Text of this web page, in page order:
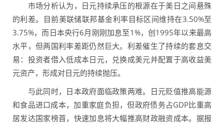
市场分析认为，日元持续承压的根源在于美日之间悬殊
的利差。目前美联储联邦基金利率目标区间维持在3.50%至
3.75%，而日本央行6月刚刚加息至1%，创1995年以来最高
水平，但两国利率差距仍然巨大。利差催生了持续的套息交
易：投资者借入低成本日元，兑换成美元并配置于高收益美
元资产，形成对日元的持续抛压。
与此同时，日本政府面临政策两难。日元贬值推高能源
和食品进口成本，加重家庭负担，但政府债务占GDP比重高
居发达国家榜首，快速加息将大幅推高财政融资成本。据报